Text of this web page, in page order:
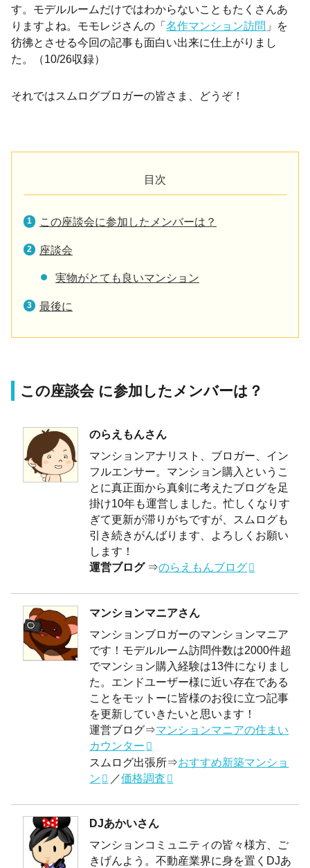
す。モデルルームだけではわからないこともたくさんあ
りますよね。モモレジさんの「名作マンション訪問 」を
彷彿とさせる今回の記事も面白い出来に仕上がりまし
た。（10/26収録）
それではスムログブロガーの皆さま、どうぞ！
目次
この座談会に参加したメンバーは？
座談会
実物がとても良いマンション
最後に
この座談会 に参加したメンバーは？
のらえもんさん
マンションアナリスト、ブロガー、イン
フルエンサー。マンション購入というこ
とに真正面から真剣に考えたブログを足
掛け10年も運営しました。忙しくなりす
ぎて更新が滞りがちですが、スムログも
引き続きがんばります、よろしくお願い
します！
運営ブログ⇒のらえもんブログ
マンションマニアさん
マンションブロガーのマンションマニア
です！モデルルーム訪問件数は2000件超
でマンション購入経験は13件になりまし
た。エンドユーザー様に近い存在である
ことをモットーに皆様のお役に立つ記事
を更新していきたいと思います！
運営ブログ⇒マンションマニアの住まい
カウンター
スムログ出張所⇒おすすめ新築マンショ
ン
／価格調査
DJあかいさん
マンションコミュニティの皆々様方、ご
きげんよう。不動産業界に身を置くDJあ